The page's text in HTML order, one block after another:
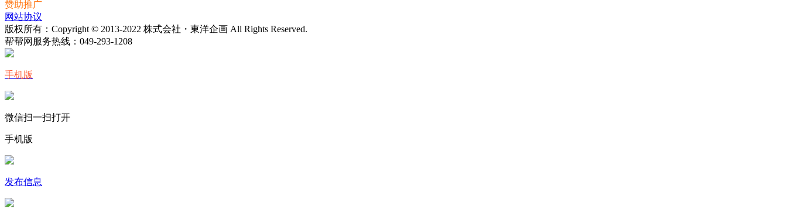
赞助推广
网站协议
版权所有：Copyright © 2013-2022 株式会社・東洋企画 All Rights Reserved.
帮帮网服务热线： 049-293-1208
手机版
微信扫一扫打开
手机版
发布信息